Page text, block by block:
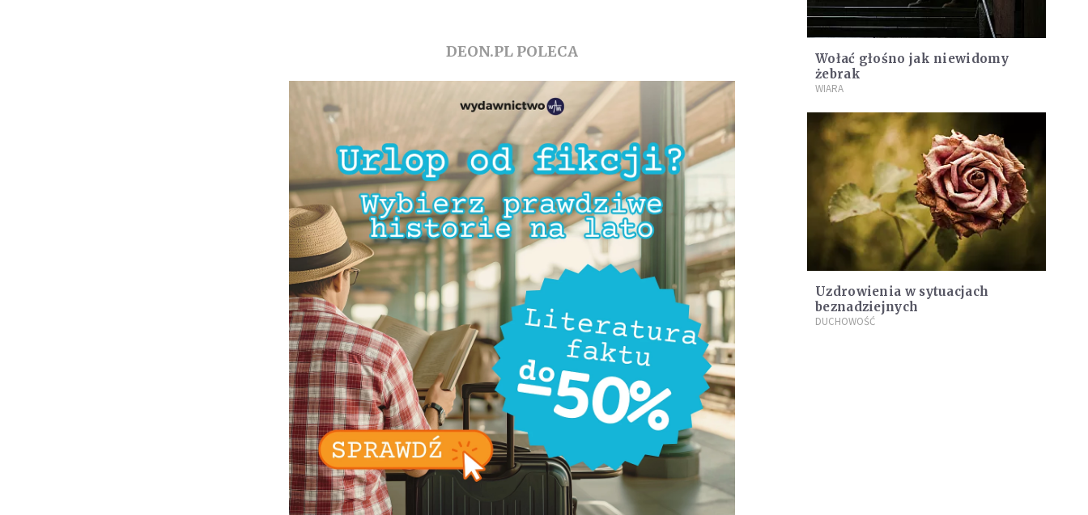
DEON.PL POLECA
Wołać głośno jak niewidomy
żebrak
WIARA
Uzdrowienia w sytuacjach
beznadziejnych
DUCHOWOŚĆ